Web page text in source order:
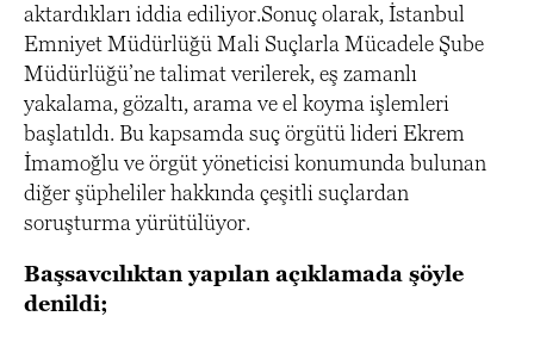
aktardıkları iddia ediliyor.Sonuç olarak, İstanbul
Emniyet Müdürlüğü Mali Suçlarla Mücadele Şube
Müdürlüğü’ne talimat verilerek, eş zamanlı
yakalama, gözaltı, arama ve el koyma işlemleri
başlatıldı. Bu kapsamda suç örgütü lideri Ekrem
İmamoğlu ve örgüt yöneticisi konumunda bulunan
diğer şüpheliler hakkında çeşitli suçlardan
soruşturma yürütülüyor.
Başsavcılıktan yapılan açıklamada şöyle
denildi;